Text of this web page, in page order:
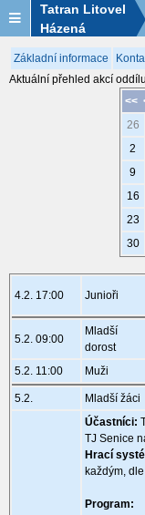
Tatran Litovel
Házená
Základní informace
Aktuální přehled akcí
<<
26
2
9
16
23
30
4.2. 17:00 Junioři
5.2. 09:00
Mladší
dorost
5.2. 11:00 Muži
5.2. Mladší žáci
Účastníci:
TJ Senice
Hrací
každým,
Program: